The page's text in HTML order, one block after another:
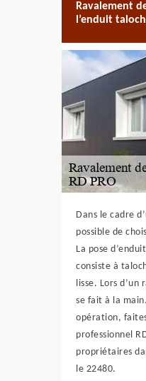
Ravalement
l’enduit
Dans le cadre
possible de
La pose
consiste à
lisse. Lors
se fait à la
opération,
professionnel
propriétaires
le 22480.